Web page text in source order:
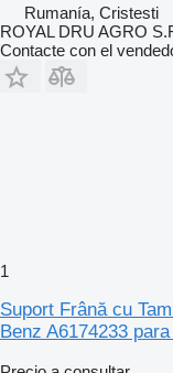
Rumanía, Cristesti
ROYAL DRU AGRO
Contacte con el
1
Suport Frână cu
Benz A6174233